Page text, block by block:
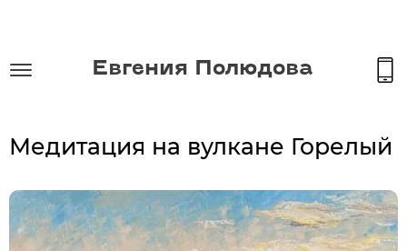
Евгения Полюдова
Медитация на вулкане Горелый